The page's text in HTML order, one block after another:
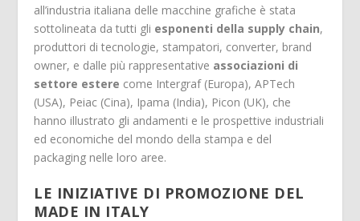
all’industria italiana delle macchine grafiche è stata
sottolineata da tutti gli esponenti della supply chain,
produttori di tecnologie, stampatori, converter, brand
owner, e dalle più rappresentative associazioni di
settore estere come Intergraf (Europa), APTech
(USA), Peiac (Cina), Ipama (India), Picon (UK), che
hanno illustrato gli andamenti e le prospettive industriali
ed economiche del mondo della stampa e del
packaging nelle loro aree.
LE INIZIATIVE DI PROMOZIONE DEL
MADE IN ITALY